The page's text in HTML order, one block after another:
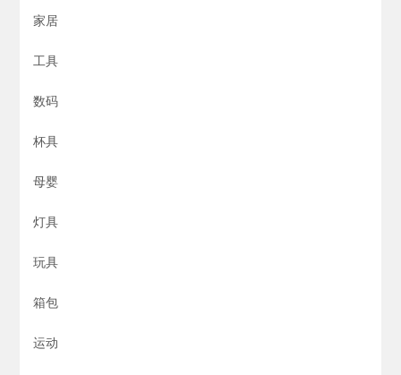
家居
工具
数码
杯具
母婴
灯具
玩具
箱包
运动